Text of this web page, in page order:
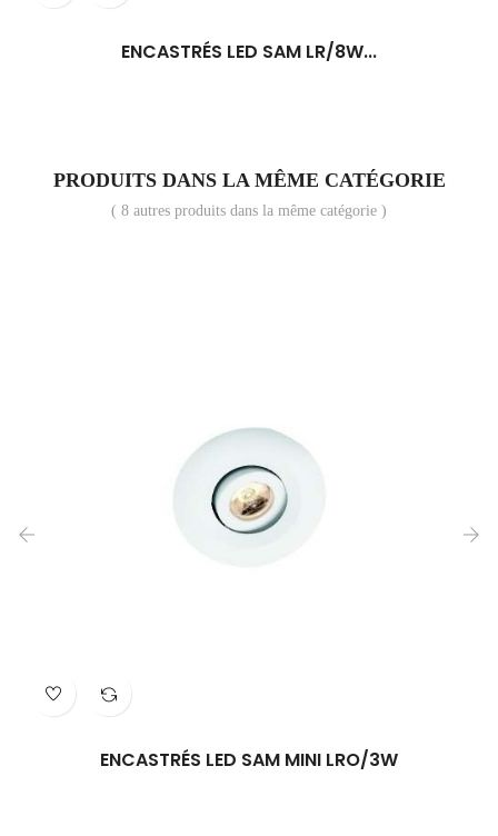
ENCASTRÉS LED SAM LR/8W...
PRODUITS DANS LA MÊME CATÉGORIE
( 8 autres produits dans la même catégorie )
ENCASTRÉS LED SAM MINI LRO/3W